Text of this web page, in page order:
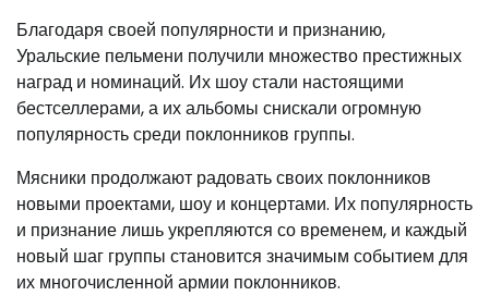
Благодаря своей популярности и признанию,
Уральские пельмени получили множество престижных
наград и номинаций. Их шоу стали настоящими
бестселлерами, а их альбомы снискали огромную
популярность среди поклонников группы.
Мясники продолжают радовать своих поклонников
новыми проектами, шоу и концертами. Их популярность
и признание лишь укрепляются со временем, и каждый
новый шаг группы становится значимым событием для
их многочисленной армии поклонников.